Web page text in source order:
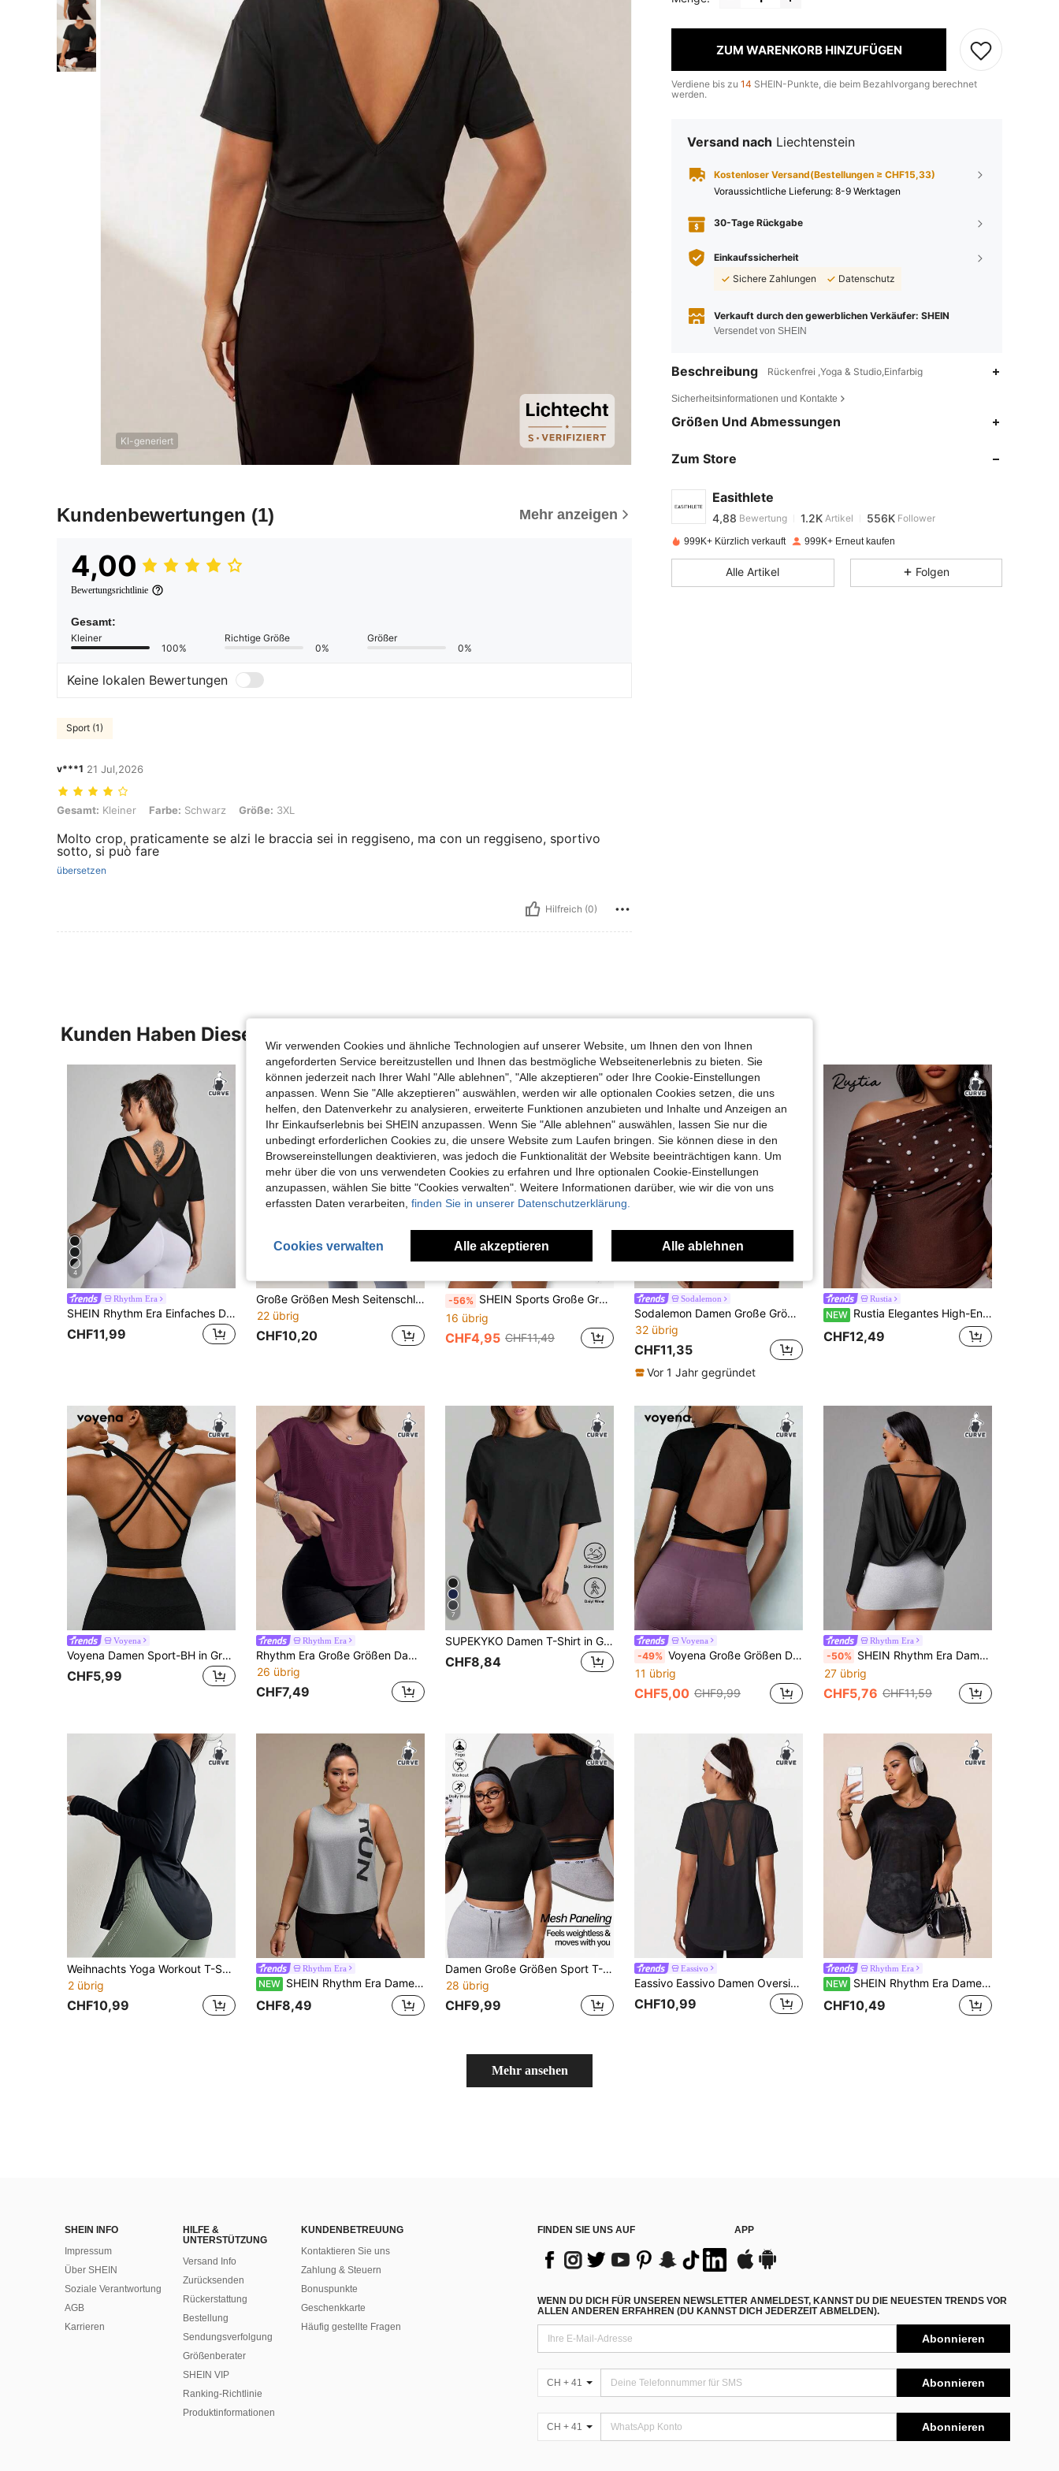
KI-generiert
Kundenbewertungen (1) Mehr anzeigen
4,00
Bewertungsrichtlinie
Gesamt:
Kleiner
100%
Richtige Größe
0%
Größer
0%
Keine lokalen Bewertungen
Sport (1)
v***1 21 Jul,2026
Gesamt: Kleiner, Farbe: Schwarz, Größe: 3XL
Gesamt: Kleiner Farbe: Schwarz Größe: 3XL
Molto crop, praticamente se alzi le braccia sei in reggiseno, ma con un reggiseno, sportivo
sotto, si può fare
übersetzen
Hilfreich (0)
ZUM WARENKORB HINZUFÜGEN
Verdiene bis zu 14 SHEIN-Punkte, die beim Bezahlvorgang berechnet
werden.
Versand nach Liechtenstein
Kostenloser Versand(Bestellungen ≥ CHF15,33)
Voraussichtliche Lieferung: 8-9 Werktagen
30-Tage Rückgabe
Einkaufssicherheit
Sichere Zahlungen
Datenschutz
Verkauft durch den gewerblichen Verkäufer: SHEIN
Versendet von SHEIN
Beschreibung Rückenfrei ,Yoga & Studio,Einfarbig
Sicherheitsinformationen und Kontakte
Größen Und Abmessungen
Zum Store
Easithlete
4,88 1.2K
4,88 Bewertung 1.2K Artikel 556K Follower
4,88
999K+ Kürzlich verkauft 999K+ Erneut kaufen
Alle Artikel Folgen
Kunden Haben Diese Artikel Auch Angeschaut
4
Rhythm Era
SHEIN Rhythm Era Einfaches Damen T-Shirt in Unifarbe für den täglichen Gebrauch in Große Größen, mit Rückenausschnitt-Design für Fitnessstudio
CHF11,99
Große Größen Mesh Seitenschlitz ärmelloses lässig Business Top für Frauen, Sommer Sport
22 übrig
CHF10,20
-56% SHEIN Sports Große Größen Easithlete Damen Einfarbiges Raglan Kurzarm Nahtloses Sport T-Shirt T-Shirt für Damen Workout T-Shirt Große Größen T-Shirt Alltags T-Shirt Yoga T-Shirt T-Shirts für Damen Kurven Workout Tops Große Größen T-Shirt für Damen Große Größen T-Shirts Damen Sport T-Shirt Große Größen T-Shirt Workout Tops für Damen Yoga geeignetes T-Shirt Damen T-Shirt
16 übrig
CHF4,95 CHF11,49
Sodalemon
Sodalemon Damen Große Größen Training Lässig Outdoor Gym Tragen leicht Kurzarm Workout Top Kleidung rückenfrei elastisch Sport T-Shirt Schwarz Sommer Sport
32 übrig
CHF11,35
Vor 1 Jahr gegründet
Rustia
NEW Rustia Elegantes High-End asymmetrisches Top mit asymmetrischem Schulterdesign, figurbetont, mit schweren Perlenbesatz, tailliert und schlankmachend für Damen
CHF12,49
Voyena
Voyena Damen Sport-BH in Großen Größen, einfarbig, lässig für den Alltag
CHF5,99
Rhythm Era
Rhythm Era Große Größen Damen ärmelloses rückenfreies Yoga Fitness Gym Trägershirt
26 übrig
CHF7,49
7
SUPEKYKO Damen T-Shirt in Große Größen mit kurzen Ärmeln - locker geschnittenes Sportoberteil, geeignet für Fitness, Yoga und Freizeitkleidung | Ganzjährig Schwarz Sommer Sport
CHF8,84
Voyena
-49% Voyena Große Größen Damen Rückenfreier Sportbh mit ovalem Rückenausschnitt, Crop Top
11 übrig
CHF5,00 CHF9,99
Rhythm Era
-50% SHEIN Rhythm Era Damen Große Größen Minimalistisches einfarbiges Twist-Rücken Langarm Crop Top für Sport
27 übrig
CHF5,76 CHF11,59
Weihnachts Yoga Workout T-Shirt, geschwungener Saum Design, leicht formend, Damen Top, sportlich lässiger Stil Sport
2 übrig
CHF10,99
Rhythm Era
NEW SHEIN Rhythm Era Damen Große Größen Buchstaben Muster Lässig Vielseitig Alltags Sport T-Shirt
CHF8,49
Damen Große Größen Sport T-Shirt, ärmelloses Trägershirt, offenes Rückendesign, geeignet für verschiedene Sportarten wie Yoga, Training, Laufen
28 übrig
CHF9,99
Eassivo
Eassivo Eassivo Damen Oversize Mesh Patchwork Rückenausschnitt Loose Fit Kurzarm Sportoberteil, geeignet für täglichen Lässig Wear, Laufen, Yoga, Fitness, Tennis, Golf, Frühling/Sommer/Herbst
CHF10,99
Rhythm Era
NEW SHEIN Rhythm Era Damen Große Größen Einfarbig Lässig Vielseitig Alltag Reise Sport T-Shirt
CHF10,49
Mehr ansehen
SHEIN INFO
Impressum
Über SHEIN
Soziale Verantwortung
AGB
Karrieren
HILFE &
UNTERSTÜTZUNG
Versand Info
Zurücksenden
Rückerstattung
Bestellung
Sendungsverfolgung
Größenberater
SHEIN VIP
Ranking-Richtlinie
​Produktinformationen
KUNDENBETREUUNG
Kontaktieren Sie uns
Zahlung & Steuern
Bonuspunkte
Geschenkkarte
Häufig gestellte Fragen
FINDEN SIE UNS AUF APP
WENN DU DICH FÜR UNSEREN NEWSLETTER ANMELDEST, KANNST DU DIE NEUESTEN TRENDS VOR
ALLEN ANDEREN ERFAHREN (DU KANNST DICH JEDERZEIT ABMELDEN).
Abonnieren
CH + 41 Abonnieren
CH + 41 Abonnieren
Wir verwenden Cookies und ähnliche Technologien auf unserer Website, um Ihnen den von Ihnen
angeforderten Service bereitzustellen und Ihnen das bestmögliche Webseitenerlebnis zu bieten. Sie
können jederzeit nach Ihrer Wahl "Alle ablehnen", "Alle akzeptieren" oder Ihre Cookie-Einstellungen
anpassen. Wenn Sie "Alle akzeptieren" auswählen, werden wir alle optionalen Cookies setzen, die uns
helfen, den Datenverkehr zu analysieren, erweiterte Funktionen anzubieten und Inhalte und Anzeigen an
Ihr Einkaufserlebnis bei SHEIN anzupassen. Wenn Sie "Alle ablehnen" auswählen, lassen Sie nur die
unbedingt erforderlichen Cookies zu, die unsere Website zum Laufen bringen. Sie können diese in den
Browsereinstellungen deaktivieren, was jedoch die Funktionalität der Website beeinträchtigen kann. Um
mehr über die von uns verwendeten Cookies zu erfahren und Ihre optionalen Cookie-Einstellungen
anzupassen, wählen Sie bitte "Cookies verwalten". Weitere Informationen darüber, wie wir die von uns
erfassten Daten verarbeiten, finden Sie in unserer Datenschutzerklärung.
Cookies verwalten Alle akzeptieren Alle ablehnen